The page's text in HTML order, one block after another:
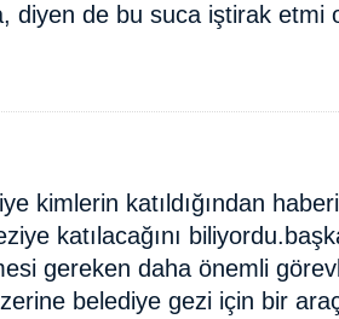
diyen de bu suca iştirak etmi
kimlerin katıldığından
katılacağını
gereken daha önemli
belediye gezi için bir